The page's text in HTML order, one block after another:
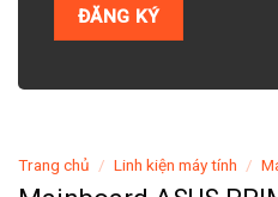
Trang chủ / Linh kiện máy tính /